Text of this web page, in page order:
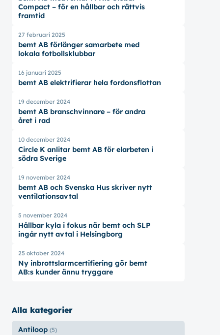
Compact – för en hållbar och rättvis
framtid
27 februari 2025
bemt AB förlänger samarbete med
lokala fotbollsklubbar
16 januari 2025
bemt AB elektrifierar hela fordonsflottan
19 december 2024
bemt AB branschvinnare – för andra
året i rad
10 december 2024
Circle K anlitar bemt AB för elarbeten i
södra Sverige
19 november 2024
bemt AB och Svenska Hus skriver nytt
ventilationsavtal
5 november 2024
Hållbar kyla i fokus när bemt och SLP
ingår nytt avtal i Helsingborg
25 oktober 2024
Ny inbrottslarmcertifiering gör bemt
AB:s kunder ännu tryggare
Alla kategorier
Antiloop (5)